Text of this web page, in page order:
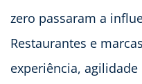
zero passaram a
Restaurantes e
experiência,